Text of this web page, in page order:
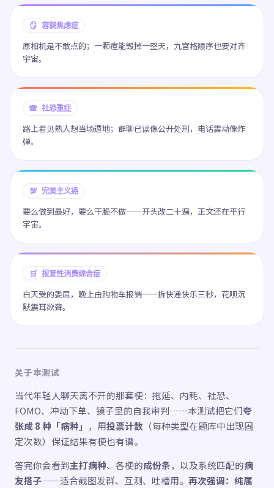
🪞 容貌焦虑症
原相机是不敢点的；一颗痘能毁掉一整天，九宫格顺序也要对齐
宇宙。
🙈 社恐重症
路上看见熟人想当场遁地；群聊已读像公开处刑，电话震动像炸
弹。
💯 完美主义癌
要么做到最好，要么干脆不做——开头改二十遍，正文还在平行
宇宙。
🛒 报复性消费综合症
白天受的委屈，晚上由购物车报销——拆快递快乐三秒，花呗沉
默震耳欲聋。
关于本测试
当代年轻人聊天离不开的那套梗：拖延、内耗、社恐、
FOMO、冲动下单、镜子里的自我审判……本测试把它们夸
张成 8 种「病种」 ，用投票计数 （每种类型在题库中出现固
定次数）保证结果有梗也有谱。
答完你会看到主打病种、各梗的成份条，以及系统匹配的病
友搭子——适合截图发群、互测、吐槽用。 再次强调：纯属